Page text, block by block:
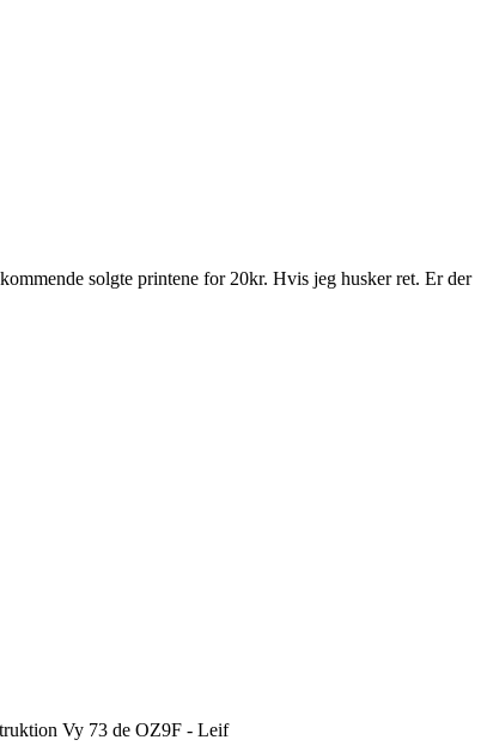
solgte printene for 20kr. Hvis jeg husker ret. Er der
Vy 73 de OZ9F - Leif